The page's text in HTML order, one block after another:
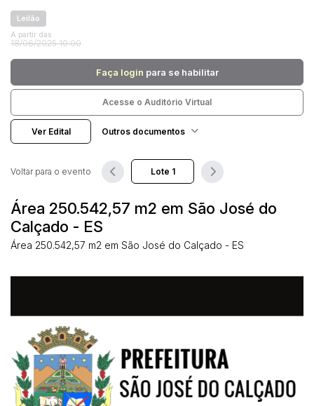
Carros
Faixa de valor
R$
Pesquisar
Leilão
A partir das
18/06/2025 10:00
Faça login para se habilitar
Acesse o Auditório Virtual
Ver Edital Outros documentos
Área 250.542,57 m2 em São José do
Calçado - ES
Área 250.542,57 m2 em São José do Calçado - ES
Voltar para o evento